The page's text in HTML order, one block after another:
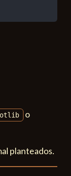
o
planteados.